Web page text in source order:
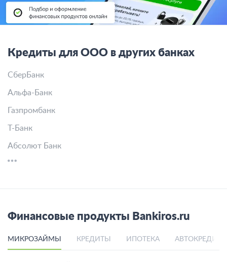
Кредиты для ООО в других банках
СберБанк
Альфа-Банк
Газпромбанк
Т-Банк
Абсолют Банк
Финансовые продукты Bankiros.ru
МИКРОЗАЙМЫ КРЕДИТЫ ИПОТЕКА